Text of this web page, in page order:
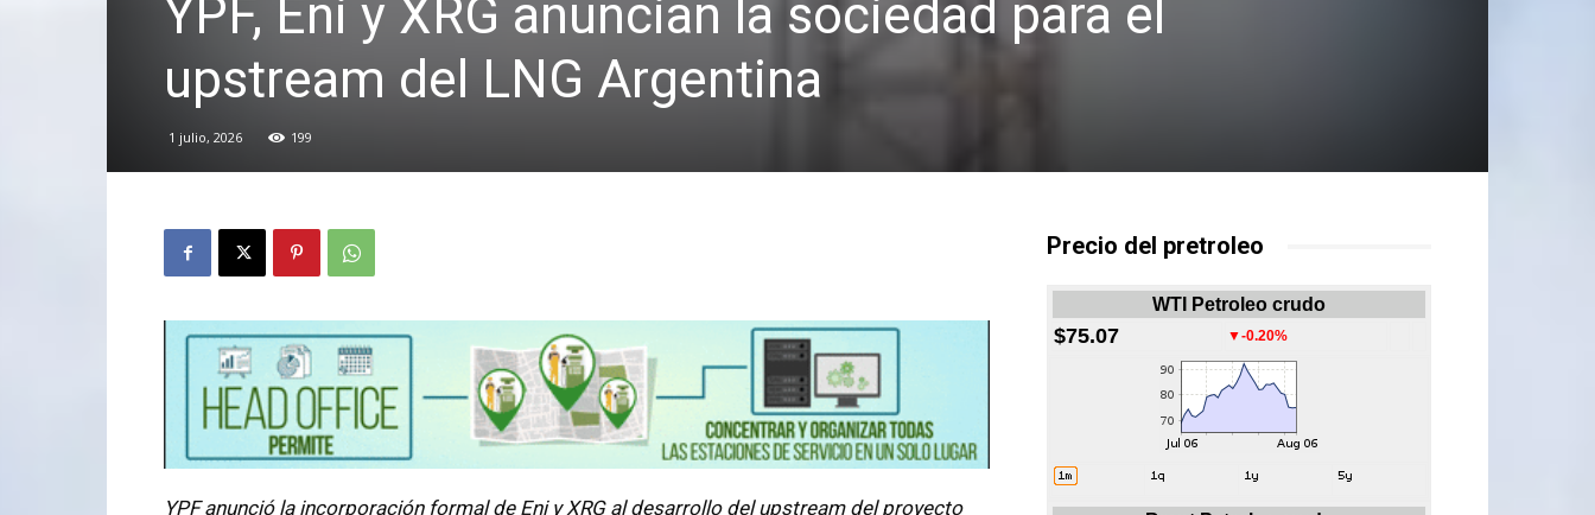
YPF, Eni y XRG anuncian la sociedad para el
upstream del LNG Argentina
1 julio, 2026 199
YPF anunció la incorporación formal de Eni y XRG al desarrollo del upstream del proyecto
Precio del pretroleo
WTI Petroleo crudo
$75.07 ▼-0.20%